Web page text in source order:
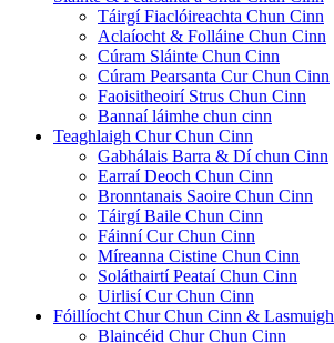
Táirgí Fiaclóireachta Chun Cinn
Aclaíocht & Folláine Chun Cinn
Cúram Sláinte Chun Cinn
Cúram Pearsanta Cur Chun Cinn
Faoisitheoirí Strus Chun Cinn
Bannaí láimhe chun cinn
Teaghlaigh Chur Chun Cinn
Gabhálais Barra & Dí chun Cinn
Earraí Deoch Chun Cinn
Bronntanais Saoire Chun Cinn
Táirgí Baile Chun Cinn
Fáinní Cur Chun Cinn
Míreanna Cistine Chun Cinn
Soláthairtí Peataí Chun Cinn
Uirlisí Cur Chun Cinn
Fóillíocht Chur Chun Cinn & Lasmuigh
Blaincéid Chur Chun Cinn